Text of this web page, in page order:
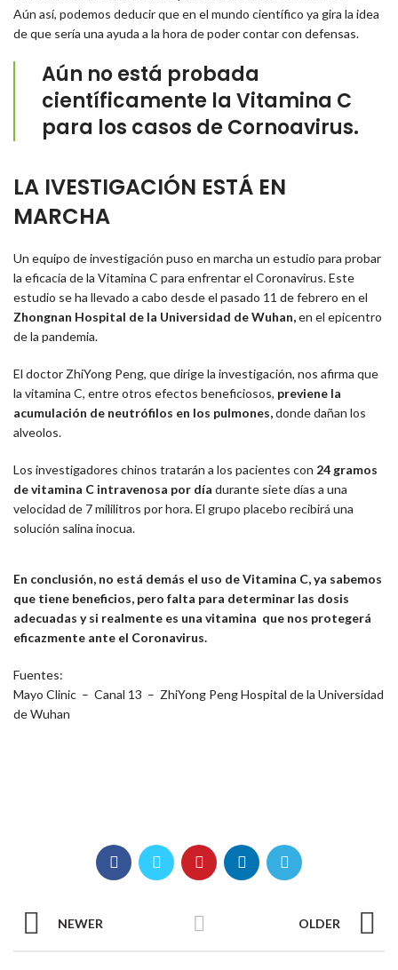
Aún así, podemos deducir que en el mundo científico ya gira la idea
de que sería una ayuda a la hora de poder contar con defensas.
Aún no está probada
científicamente la Vitamina C
para los casos de Cornoavirus.
LA IVESTIGACIÓN ESTÁ EN
MARCHA
Un equipo de investigación puso en marcha un estudio para probar
la eficacia de la Vitamina C para enfrentar el Coronavirus. Este
estudio se ha llevado a cabo desde el pasado 11 de febrero en el
Zhongnan Hospital de la Universidad de Wuhan,en el epicentro
de la pandemia.
El doctor ZhiYong Peng, que dirige la investigación, nos afirma que
la vitamina C, entre otros efectos beneficiosos, previene la
acumulación de neutrófilos en los pulmones,donde dañan los
alveolos.
Los investigadores chinos tratarán a los pacientes con 24 gramos
de vitamina C intravenosa por día durante siete días a una
velocidad de 7 mililitros por hora. El grupo placebo recibirá una
solución salina inocua.
En conclusión, no está demás el uso de Vitamina C, ya sabemos
que tiene beneficios, pero falta para determinar las dosis
adecuadas y si realmente es una vitamina que nos protegerá
eficazmente ante el Coronavirus.
Fuentes:
Mayo Clinic – Canal 13 – ZhiYong Peng Hospital de la Universidad
de Wuhan
NEWER OLDER